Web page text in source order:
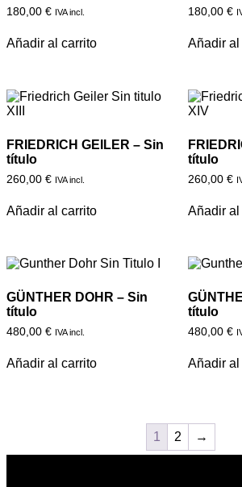
180,00 € IVA incl.
Añadir al carrito
180,00 €
Añadir al
FRIEDRICH GEILER – Sin
título
260,00 € IVA incl.
Añadir al carrito
título
260,00 €
Añadir al
GÜNTHER DOHR – Sin
título
480,00 € IVA incl.
Añadir al carrito
título
480,00 €
Añadir al
1 2 →